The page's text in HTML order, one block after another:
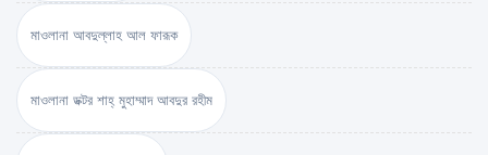
মাওলানা আবদুল্লাহ আল ফারূক
মাওলানা ডক্টর শাহ্‌ মুহাম্মাদ আবদুর রহীম